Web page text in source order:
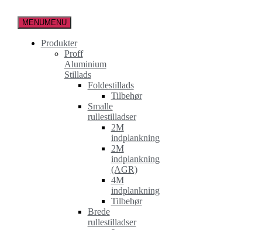
indholdet
MENUMENU
Produkter
Proff
Aluminium
Stillads
Foldestillads
Tilbehør
Smalle
rullestilladser
2M
indplankning
2M
indplankning
(AGR)
4M
indplankning
Tilbehør
Brede
rullestilladser